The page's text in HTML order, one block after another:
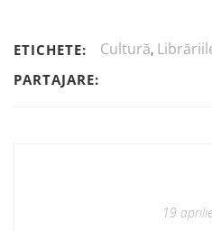
ETICHETE: Cultură,
PARTAJARE:
19